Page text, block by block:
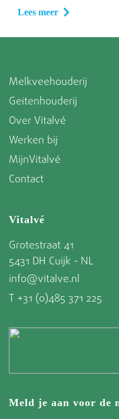
Lees meer
Melkveehouderij
Geitenhouderij
Over Vitalvé
Werken bij
MijnVitalvé
Contact
Meld je aan voor de
Vitalvé
Grotestraat 41
5431 DH Cuijk - NL
info@vitalve.nl
T +31 (0)485 371 225